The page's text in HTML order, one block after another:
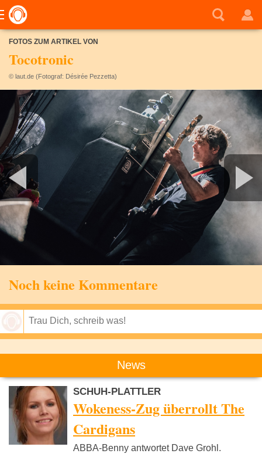
FOTOS ZUM ARTIKEL VON
Tocotronic
© laut.de (Fotograf: Désirée Pezzetta)
Noch keine Kommentare
News
SCHUH-PLATTLER
Wokeness-Zug überrollt The
Cardigans
ABBA-Benny antwortet Dave Grohl.